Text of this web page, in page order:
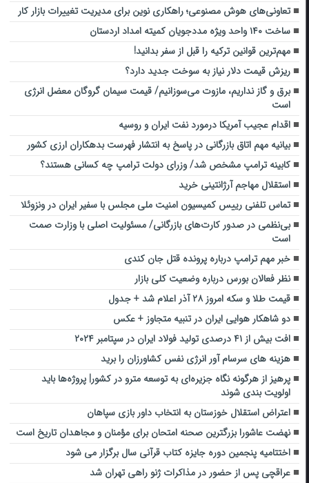
تعاونی‌های هوش مصنوعی؛ راهکاری نوین برای مدیریت تغییرات بازار کار
ساخت ۱۴۰ واحد ویژه مددجویان کمیته امداد اردستان
مهم‌ترین قوانین ترکیه را قبل از سفر بدانید!
ریزش قیمت دلار نیاز به سوخت جدید دارد؟
برق و گاز نداریم، مازوت می‌سوزانیم/ قیمت سیمان گروگان معضل انرژی
است
اقدام عجیب آمریکا درمورد نفت ایران و روسیه
بیانیه مهم اتاق بازرگانی در پاسخ به انتشار فهرست بدهکاران ارزی کشور
کابینه ترامپ مشخص شد/ وزرای دولت ترامپ چه کسانی هستند؟
استقلال مهاجم آرژانتینی خرید
تماس تلفنی رییس کمیسیون امنیت ملی مجلس با سفیر ایران در ونزوئلا
بی‌نظمی در صدور کارت‌های بازرگانی/ مسئولیت اصلی با وزارت صمت
است
خبر مهم ترامپ درباره پرونده قتل جان کندی
نظر فعالان بورس درباره وضعیت کلی بازار
قیمت طلا و سکه امروز ۲۸ آذر اعلام شد + جدول
دو شاهکار هوایی ایران در تنبیه متجاوز + عکس
افت بیش از ۴۱ درصدی تولید فولاد ایران در سپتامبر ۲۰۲۴
هزینه‌ های سرسام‌ آور انرژی نفس کشاورزان را برید
پرهیز از هرگونه نگاه جزیره‌ای به توسعه مترو در کشور| پروژه‌ها باید
اولویت بندی شوند
اعتراض استقلال خوزستان به انتخاب داور بازی سپاهان
نهضت عاشورا بزرگترین صحنه امتحان برای مؤمنان و مجاهدان تاریخ است
اختتامیه پنجمین دوره جایزه کتاب قرآنی سال برگزار می شود
عراقچی پس از حضور در مذاکرات ژنو راهی تهران شد